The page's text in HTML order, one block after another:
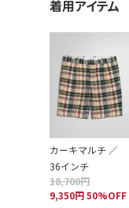
着用アイテム
カーキマルチ ／
36インチ
18,700円
9,350円 50%OFF